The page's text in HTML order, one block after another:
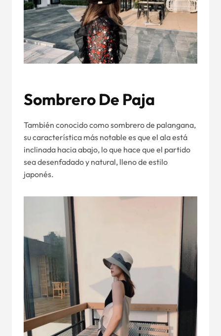
Sombrero De Paja
También conocido como sombrero de palangana,
su característica más notable es que el ala está
inclinada hacia abajo, lo que hace que el partido
sea desenfadado y natural, lleno de estilo
japonés.